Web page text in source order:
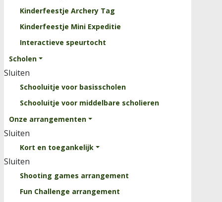
Over ons
Sluiten
Kinderparcours
Professionele Survivalbaan
Krachttrainingsrek
Waterbak
Vacatures
Contact
Kinderfeestje Archery Tag
Kinderfeestje Mini Expeditie
Interactieve speurtocht
Scholen
Sluiten
Schooluitje voor basisscholen
Schooluitje voor middelbare scholieren
Onze arrangementen
Sluiten
Kort en toegankelijk
Sluiten
Shooting games arrangement
Fun Challenge arrangement